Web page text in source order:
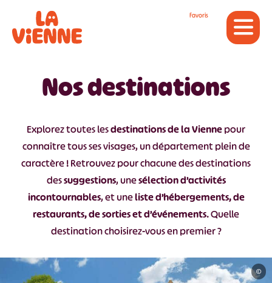
Favoris
Nos destinations
Explorez toutes lesdestinations de la Viennepour
connaître tous ses visages, un département plein de
caractère ! Retrouvez pour chacune des destinations
dessuggestions, unesélection d’activités
incontournables, et uneliste d’hébergements, de
restaurants, de sorties et d’événements. Quelle
destination choisirez-vous en premier ?
©